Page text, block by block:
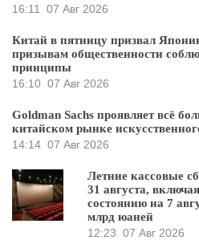
16:11
07 Авг 2026
Китай в пятницу призвал
призывам общественности
принципы
16:10 07 Авг 2026
Goldman Sachs проявляет всё
китайском рынке
14:14 07 Авг 2026
Летние кассовые
31 августа,
состоянию на 7
млрд юаней
12:23 07 Авг 2026